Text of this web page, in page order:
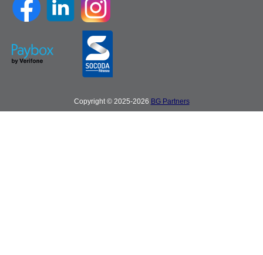
Copyright © 2025-2026 BG Partners